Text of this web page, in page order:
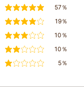
満足57％
やや満足
19％
普通10％
やや不満
10％
5％